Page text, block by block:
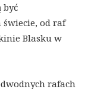
być
od raf
Blasku w
rafach